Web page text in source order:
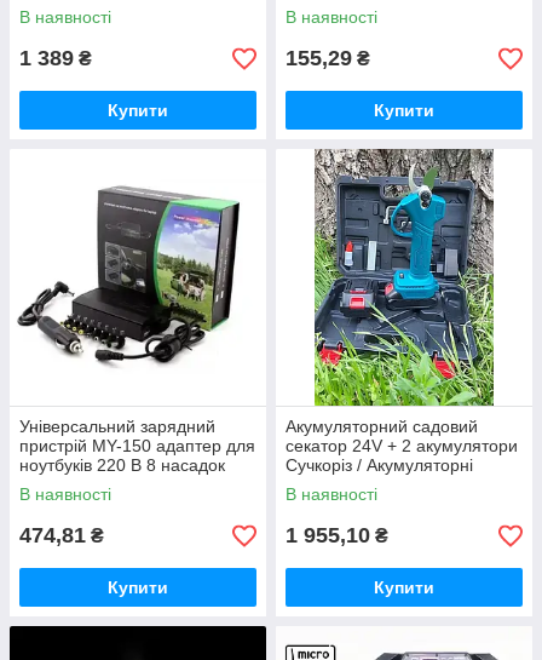
В наявності
1 389 ₴
Купити
В наявності
155,29 ₴
Купити
Універсальний зарядний
пристрій MY-150 адаптер для
ноутбуків 220 В 8 насадок
В наявності
474,81 ₴
Купити
Акумуляторний садовий
секатор 24V + 2 акумулятори
Сучкоріз / Акумуляторні
садові ножиці Crafting tools
В наявності
1 955,10 ₴
Купити